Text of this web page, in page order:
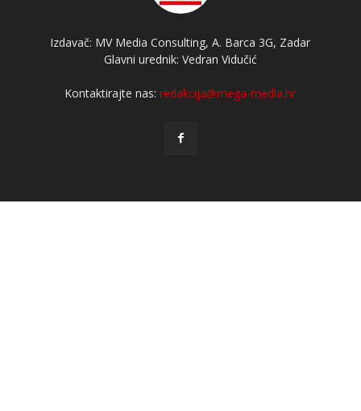
Izdavač: MV Media Consulting, A. Barca 3G, Zadar
Glavni urednik: Vedran Vidučić
Kontaktirajte nas:redakcija@mega-media.hr